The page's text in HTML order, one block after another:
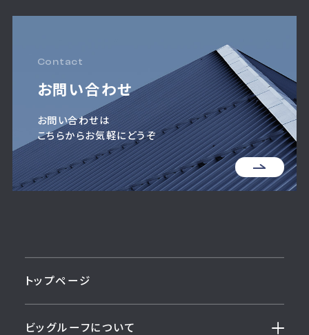
Contact
お問い合わせ
お問い合わせは
こちらからお気軽にどうぞ
トップページ
ビッグルーフについて